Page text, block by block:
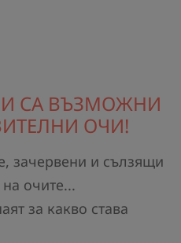
СА ВЪЗМОЖНИ
ОЧИ!
зачервени и сълзящи
очите...
за какво става